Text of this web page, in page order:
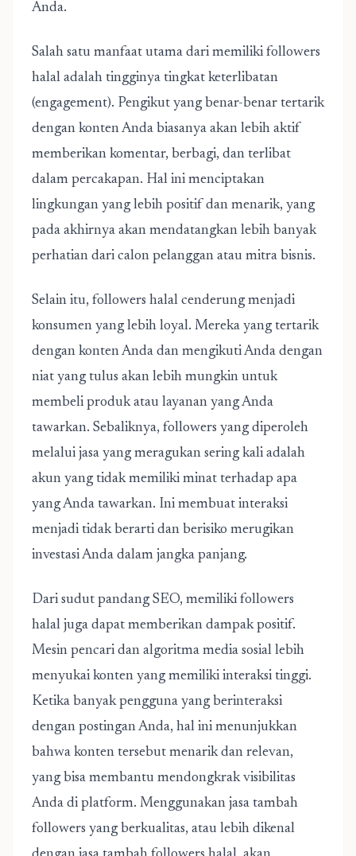
Anda.
Salah satu manfaat utama dari memiliki followers
halal adalah tingginya tingkat keterlibatan
(engagement). Pengikut yang benar-benar tertarik
dengan konten Anda biasanya akan lebih aktif
memberikan komentar, berbagi, dan terlibat
dalam percakapan. Hal ini menciptakan
lingkungan yang lebih positif dan menarik, yang
pada akhirnya akan mendatangkan lebih banyak
perhatian dari calon pelanggan atau mitra bisnis.
Selain itu, followers halal cenderung menjadi
konsumen yang lebih loyal. Mereka yang tertarik
dengan konten Anda dan mengikuti Anda dengan
niat yang tulus akan lebih mungkin untuk
membeli produk atau layanan yang Anda
tawarkan. Sebaliknya, followers yang diperoleh
melalui jasa yang meragukan sering kali adalah
akun yang tidak memiliki minat terhadap apa
yang Anda tawarkan. Ini membuat interaksi
menjadi tidak berarti dan berisiko merugikan
investasi Anda dalam jangka panjang.
Dari sudut pandang SEO, memiliki followers
halal juga dapat memberikan dampak positif.
Mesin pencari dan algoritma media sosial lebih
menyukai konten yang memiliki interaksi tinggi.
Ketika banyak pengguna yang berinteraksi
dengan postingan Anda, hal ini menunjukkan
bahwa konten tersebut menarik dan relevan,
yang bisa membantu mendongkrak visibilitas
Anda di platform. Menggunakan jasa tambah
followers yang berkualitas, atau lebih dikenal